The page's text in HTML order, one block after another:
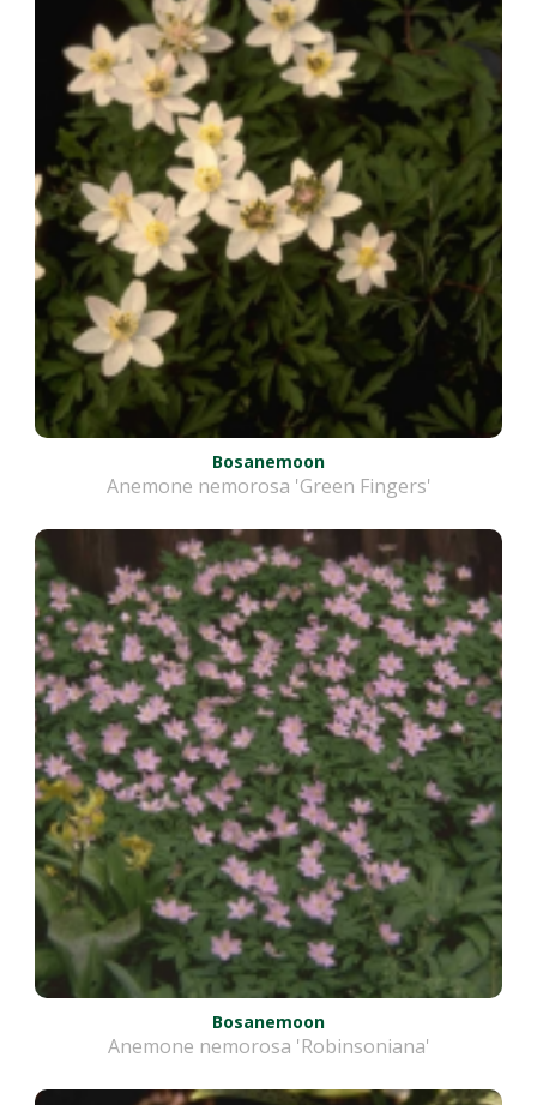
Bosanemoon
Anemone nemorosa 'Green Fingers'
Bosanemoon
Anemone nemorosa 'Robinsoniana'